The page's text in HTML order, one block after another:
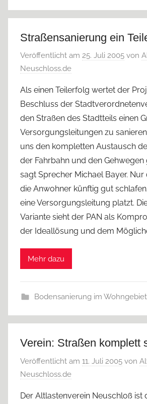
Straßensanierung ein
Veröffentlicht am 25. Juli 2005 von
Neuschloss.de
Als einen Teilerfolg wertet der
Beschluss der
den Straßen des Stadtteils einen
Versorgungsleitungen zu
uns den kompletten Austausch
der Fahrbahn und den Gehwegen
sagt Sprecher Michael Bayer. Nur
die Anwohner künftig gut
eine Versorgungsleitung platzt.
Variante sieht der PAN als
der Ideallösung und dem
Mehr dazu
Bodensanierung im Wohngebiet
Verein: Straßen komplett
Veröffentlicht am 11. Juli 2005 von
Neuschloss.de
Der Altlastenverein Neuschloß ist